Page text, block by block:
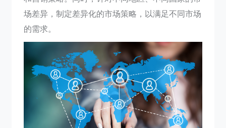
场差异，制定差异化的市场策略，以满足不同市场
的需求。